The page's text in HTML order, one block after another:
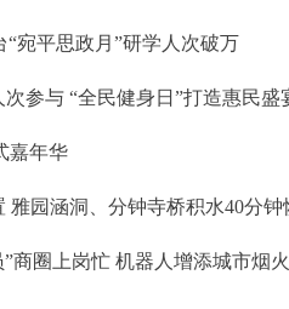
“宛平思政月”研学人次破万
参与 “全民健身日”打造惠民盛
嘉年华
雅园涵洞、分钟寺桥积水40分
商圈上岗忙 机器人增添城市烟